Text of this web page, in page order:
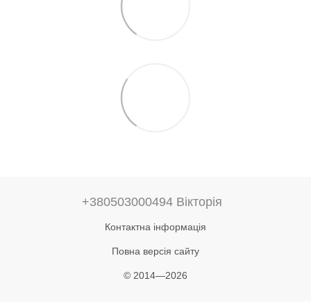
+380503000494 Вікторія
Контактна інформація
Повна версія сайту
© 2014—2026